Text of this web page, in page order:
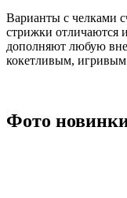
Варианты с челками
стрижки отличаются
дополняют любую
кокетливым,
Фото